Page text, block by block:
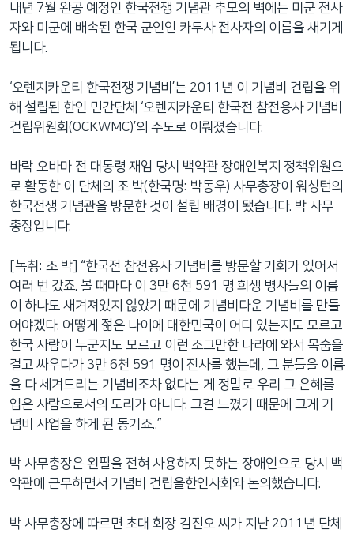
내년 7월 완공 예정인 한국전쟁 기념관 추모의 벽에는 미군 전사
자와 미군에 배속된 한국 군인인 카투사 전사자의 이름을 새기게
됩니다.
‘오렌지카운티 한국전쟁 기념비’는 2011년 이 기념비 건립을 위
해 설립된 한인 민간단체 ‘오렌지카운티 한국전 참전용사 기념비
건립위원회(OCKWMC)’의 주도로 이뤄졌습니다.
바락 오바마 전 대통령 재임 당시 백악관 장애인복지 정책위원으
로 활동한 이 단체의 조 박(한국명: 박동우) 사무총장이 워싱턴의
한국전쟁 기념관을 방문한 것이 설립 배경이 됐습니다. 박 사무
총장입니다.
[녹취: 조 박] “한국전 참전용사 기념비를 방문할 기회가 있어서
여러 번 갔죠. 볼 때마다 이 3만 6천 591 명 희생 병사들의 이름
이 하나도 새겨져있지 않았기 때문에 기념비다운 기념비를 만들
어야겠다. 어떻게 젊은 나이에 대한민국이 어디 있는지도 모르고
한국 사람이 누군지도 모르고 이런 조그만한 나라에 와서 목숨을
걸고 싸우다가 3만 6천 591 명이 전사를 했는데, 그 분들을 이름
을 다 세겨드리는 기념비조차 없다는 게 정말로 우리 그 은혜를
입은 사람으로서의 도리가 아니다. 그걸 느꼈기 때문에 그게 기
념비 사업을 하게 된 동기죠..”
박 사무총장은 왼팔을 전혀 사용하지 못하는 장애인으로 당시 백
악관에 근무하면서 기념비 건립을한인사회와 논의했습니다.
박 사무총장에 따르면 초대 회장 김진오 씨가 지난 2011년 단체